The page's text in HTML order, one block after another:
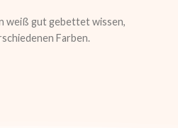
weiß gut gebettet wissen,
Farben.